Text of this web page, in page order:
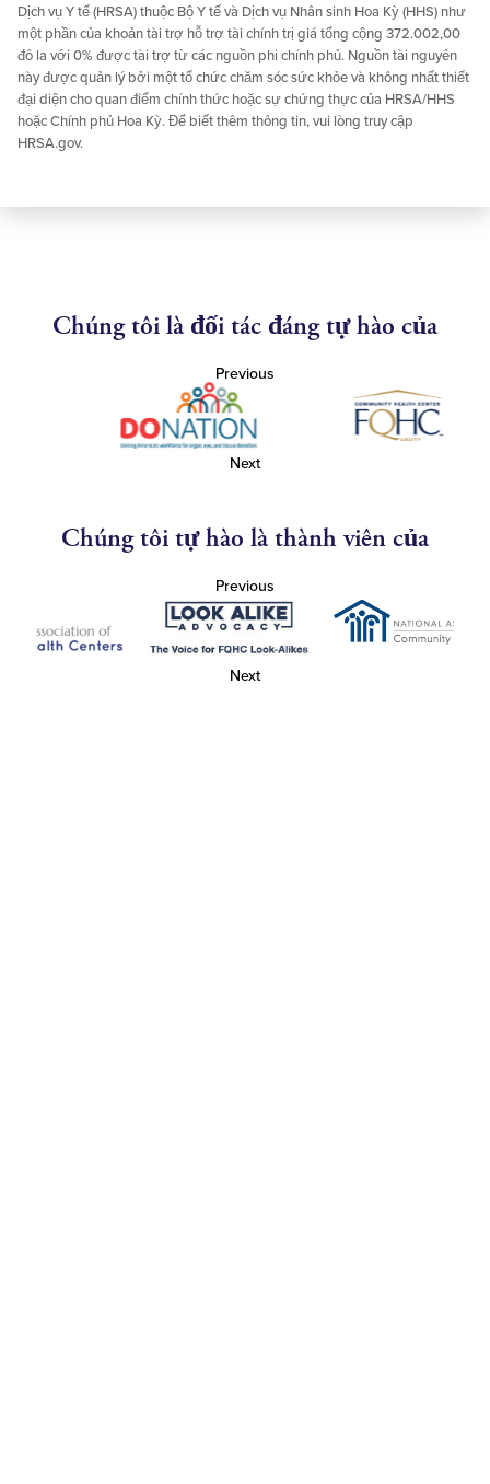
Dịch vụ Y tế (HRSA) thuộc Bộ Y tế và Dịch vụ Nhân sinh Hoa Kỳ (HHS) như
một phần của khoản tài trợ hỗ trợ tài chính trị giá tổng cộng 372.002,00
đô la với 0% được tài trợ từ các nguồn phi chính phủ. Nguồn tài nguyên
này được quản lý bởi một tổ chức chăm sóc sức khỏe và không nhất thiết
đại diện cho quan điểm chính thức hoặc sự chứng thực của HRSA/HHS
hoặc Chính phủ Hoa Kỳ. Để biết thêm thông tin, vui lòng truy cập
HRSA.gov.
Chúng tôi là đối tác đáng tự hào của
Previous
Next
Chúng tôi tự hào là thành viên của
Previous
Next